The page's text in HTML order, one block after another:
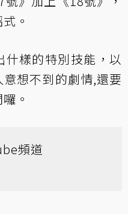
。
什樣的特別技能，以
想不到的劇情,還要
。
頻道